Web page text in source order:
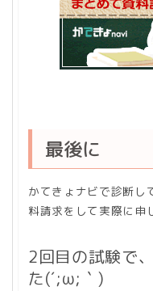
最後に
かてきょナビで診断し
料請求をして実際に申
2回目の試験で
た(´;ω;｀)